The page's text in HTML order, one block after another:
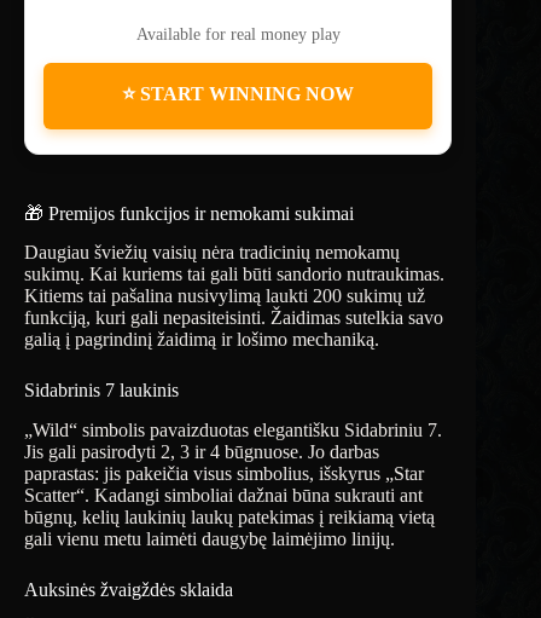
Available for real money play
⭐ START WINNING NOW
🎁 Premijos funkcijos ir nemokami sukimai
Daugiau šviežių vaisių nėra tradicinių nemokamų
sukimų. Kai kuriems tai gali būti sandorio nutraukimas.
Kitiems tai pašalina nusivylimą laukti 200 sukimų už
funkciją, kuri gali nepasiteisinti. Žaidimas sutelkia savo
galią į pagrindinį žaidimą ir lošimo mechaniką.
Sidabrinis 7 laukinis
„Wild“ simbolis pavaizduotas elegantišku Sidabriniu 7.
Jis gali pasirodyti 2, 3 ir 4 būgnuose. Jo darbas
paprastas: jis pakeičia visus simbolius, išskyrus „Star
Scatter“. Kadangi simboliai dažnai būna sukrauti ant
būgnų, kelių laukinių laukų patekimas į reikiamą vietą
gali vienu metu laimėti daugybę laimėjimo linijų.
Auksinės žvaigždės sklaida